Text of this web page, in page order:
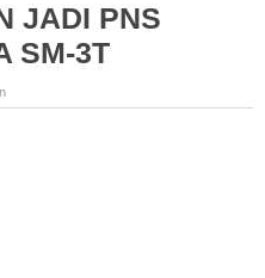
JADI PNS
SM-3T